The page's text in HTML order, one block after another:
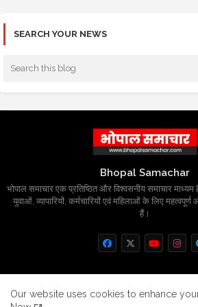
SEARCH YOUR NEWS
Bhopal Samachar
भोपाल समाचार एक प्रतिष्ठित और विश्वसनीय समाचार माध्यम है।
युवाओं, व्यापारियों, कर्मचारियों एवं महिलाओं के लिए
हैं।
Home About Contact us
Our website uses cookies to enhance